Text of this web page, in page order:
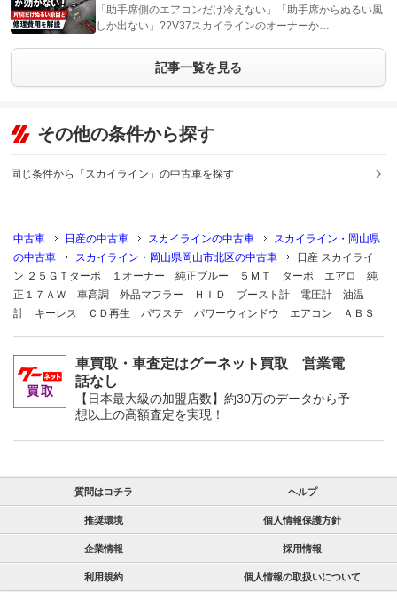
「助手席側のエアコンだけ冷えない」「助手席からぬるい風
しか出ない」??V37スカイラインのオーナーか…
記事一覧を見る
その他の条件から探す
同じ条件から「スカイライン」の中古車を探す
中古車 日産の中古車 スカイラインの中古車
スカイライン・岡山県
の中古車
スカイライン・岡山県岡山市北区の中古車
日産 スカイライ
ン ２５ＧＴターボ １オーナー 純正ブルー ５ＭＴ ターボ エアロ 純
正１７ＡＷ 車高調 外品マフラー ＨＩＤ ブースト計 電圧計 油温
計 キーレス ＣＤ再生 パワステ パワーウィンドウ エアコン ＡＢＳ
車買取・車査定はグーネット買取 営業電
話なし
【日本最大級の加盟店数】約30万のデータから予
想以上の高額査定を実現！
質問はコチラ ヘルプ
推奨環境 個人情報保護方針
企業情報 採用情報
利用規約 個人情報の取扱いについて